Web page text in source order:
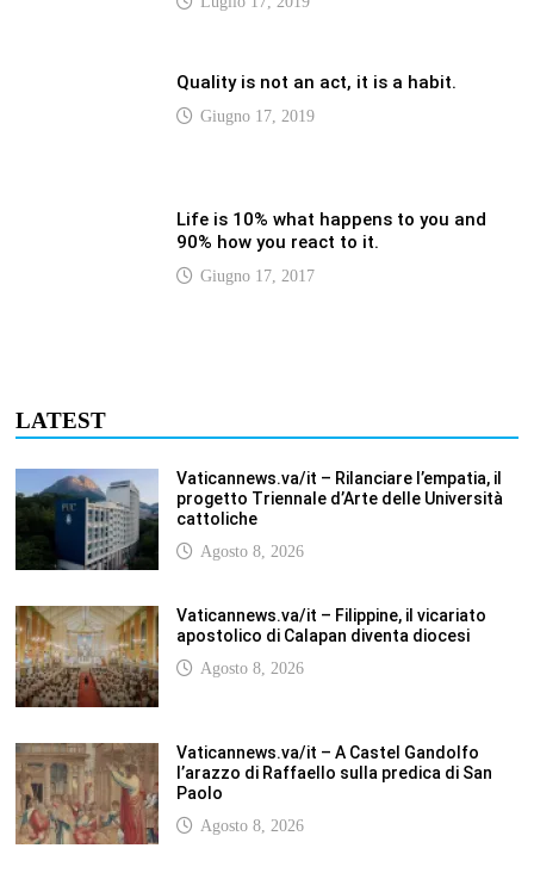
Quality is not an act, it is a habit.
Giugno 17, 2019
Life is 10% what happens to you and
90% how you react to it.
Giugno 17, 2017
LATEST
Vaticannews.va/it – Rilanciare l’empatia, il
progetto Triennale d’Arte delle Università
cattoliche
Agosto 8, 2026
Vaticannews.va/it – Filippine, il vicariato
apostolico di Calapan diventa diocesi
Agosto 8, 2026
Vaticannews.va/it – A Castel Gandolfo
l’arazzo di Raffaello sulla predica di San
Paolo
Agosto 8, 2026